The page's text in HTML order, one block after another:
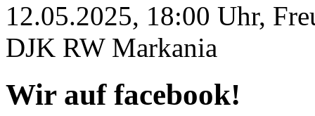
12.05.2025, 18:00 Uhr,
DJK RW Markania
Wir auf facebook!